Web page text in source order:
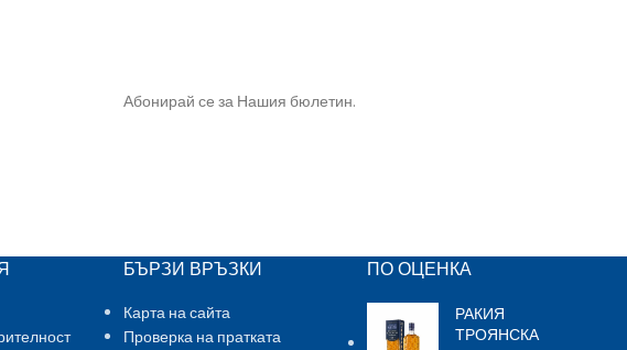
Абонирай се за Нашия бюлетин.
БЪРЗИ ВРЪЗКИ
Карта на сайта
Проверка на пратката
ПО ОЦЕНКА
РАКИЯ
ТРОЯНСКА